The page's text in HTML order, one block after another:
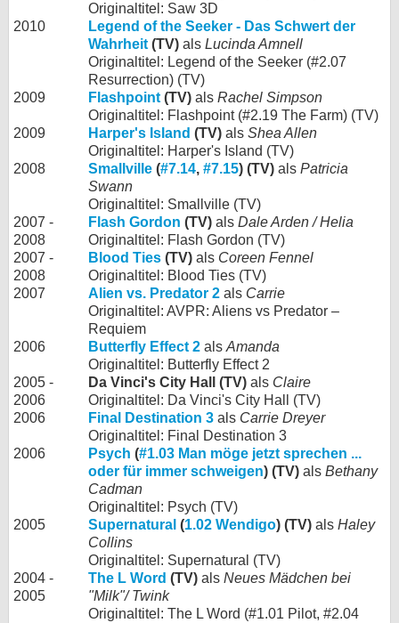
Originaltitel: Saw 3D
2010
Legend of the Seeker - Das Schwert der
Wahrheit (TV) als Lucinda Amnell
Originaltitel: Legend of the Seeker (#2.07
Resurrection) (TV)
2009
Flashpoint (TV) als Rachel Simpson
Originaltitel: Flashpoint (#2.19 The Farm) (TV)
2009
Harper's Island (TV) als Shea Allen
Originaltitel: Harper's Island (TV)
2008
Smallville (#7.14, #7.15) (TV) als Patricia
Swann
Originaltitel: Smallville (TV)
2007 -
2008
Flash Gordon (TV) als Dale Arden / Helia
Originaltitel: Flash Gordon (TV)
2007 -
2008
Blood Ties (TV) als Coreen Fennel
Originaltitel: Blood Ties (TV)
2007
Alien vs. Predator 2 als Carrie
Originaltitel: AVPR: Aliens vs Predator –
Requiem
2006
Butterfly Effect 2 als Amanda
Originaltitel: Butterfly Effect 2
2005 -
2006
Da Vinci's City Hall (TV) als Claire
Originaltitel: Da Vinci's City Hall (TV)
2006
Final Destination 3 als Carrie Dreyer
Originaltitel: Final Destination 3
2006
Psych (#1.03 Man möge jetzt sprechen ...
oder für immer schweigen) (TV) als Bethany
Cadman
Originaltitel: Psych (TV)
2005
Supernatural (1.02 Wendigo) (TV) als Haley
Collins
Originaltitel: Supernatural (TV)
2004 -
2005
The L Word (TV) als Neues Mädchen bei
"Milk"/ Twink
Originaltitel: The L Word (#1.01 Pilot, #2.04